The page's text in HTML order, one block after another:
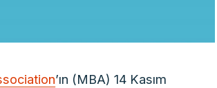
’ın (MBA) 14 Kasım